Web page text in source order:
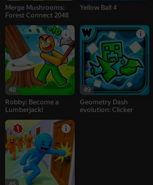
Merge Mushrooms:
Forest Connect 2048
Yellow Ball 4
48
Robby: Become a
Lumberjack!
49
Geometry Dash
evolution: Clicker